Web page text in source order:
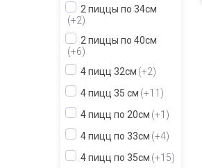
2 пиццы по 34см
+2
2 пиццы по 40см
+6
4 пицц 32см +2
4 пицц 35 см +11
4 пицц по 20см +1
4 пицц по 33см +4
4 пицц по 35см +15